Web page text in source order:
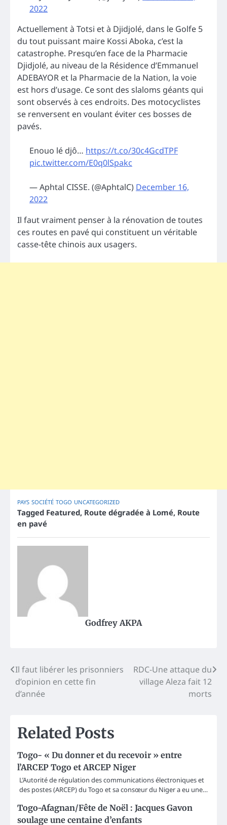
2022
Actuellement à Totsi et à Djidjolé, dans le Golfe 5
du tout puissant maire Kossi Aboka, c’est la
catastrophe. Presqu’en face de la Pharmacie
Djidjolé, au niveau de la Résidence d’Emmanuel
ADEBAYOR et la Pharmacie de la Nation, la voie
est hors d’usage. Ce sont des slaloms géants qui
sont observés à ces endroits. Des motocyclistes
se renversent en voulant éviter ces bosses de
pavés.
Enouo lé djô… https://t.co/30c4GcdTPF
pic.twitter.com/E0q0lSpakc
— Aphtal CISSE. (@AphtalC) December 16,
2022
Il faut vraiment penser à la rénovation de toutes
ces routes en pavé qui constituent un véritable
casse-tête chinois aux usagers.
PAYS SOCIÉTÉ TOGO UNCATEGORIZED
Tagged Featured, Route dégradée à Lomé, Route
en pavé
Godfrey AKPA
Post
navigation
Il faut libérer les prisonniers
d’opinion en cette fin
d’année
RDC-Une attaque du
village Aleza fait 12
morts
Related Posts
Togo- « Du donner et du recevoir » entre
l’ARCEP Togo et ARCEP Niger
L’Autorité de régulation des communications électroniques et
des postes (ARCEP) du Togo et sa consœur du Niger a eu une…
Togo-Afagnan/Fête de Noël : Jacques Gavon
soulage une centaine d’enfants